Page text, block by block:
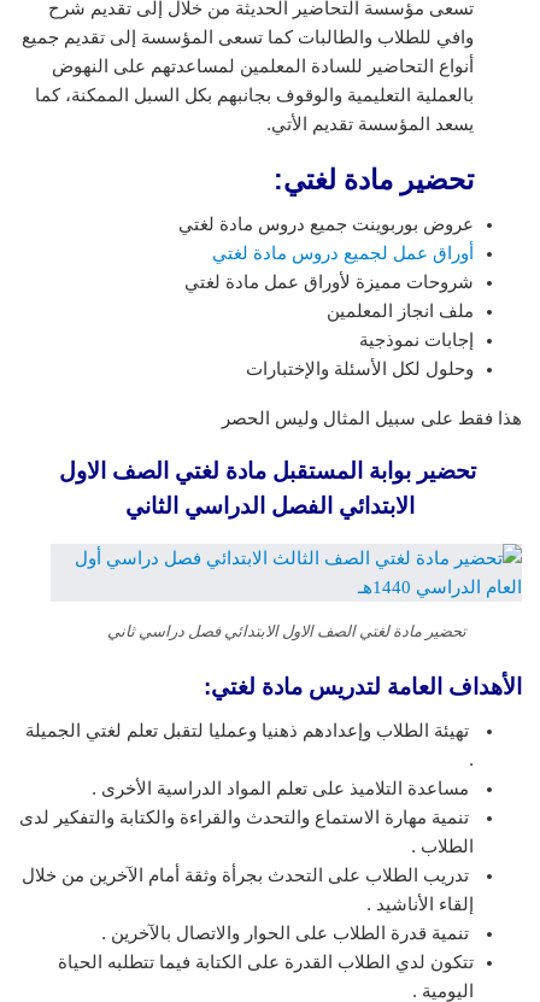
تسعى مؤسسة التحاضير الحديثة من خلال إلى تقديم شرح
وافي للطلاب والطالبات كما تسعى المؤسسة إلى تقديم جميع
أنواع التحاضير للسادة المعلمين لمساعدتهم على النهوض
بالعملية التعليمية والوقوف بجانبهم بكل السبل الممكنة، كما
يسعد المؤسسة تقديم الأتي.
تحضير مادة لغتي:
عروض بوربوينت جميع دروس مادة لغتي
أوراق عمل لجميع دروس مادة لغتي
شروحات مميزة لأوراق عمل مادة لغتي
ملف انجاز المعلمين
إجابات نموذجية
وحلول لكل الأسئلة والإختبارات
هذا فقط على سبيل المثال وليس الحصر
تحضير بوابة المستقبل مادة لغتي الصف الاول
الابتدائي الفصل الدراسي الثاني
تحضير مادة لغتي الصف الاول الابتدائي فصل دراسي ثاني
الأهداف العامة لتدريس مادة لغتي:
تهيئة الطلاب وإعدادهم ذهنيا وعمليا لتقبل تعلم لغتي الجميلة
.
مساعدة التلاميذ على تعلم المواد الدراسية الأخرى .
تنمية مهارة الاستماع والتحدث والقراءة والكتابة والتفكير لدى
الطلاب .
تدريب الطلاب على التحدث بجرأة وثقة أمام الآخرين من خلال
إلقاء الأناشيد .
تنمية قدرة الطلاب على الحوار والاتصال بالآخرين .
تتكون لدي الطلاب القدرة على الكتابة فيما تتطلبه الحياة
اليومية .